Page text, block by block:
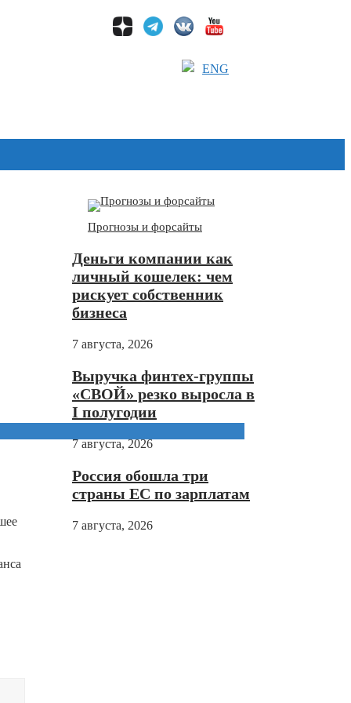
ENG
Прогнозы и форсайты
Деньги компании как
личный кошелек: чем
рискует собственник
бизнеса
7 августа, 2026
Выручка финтех-группы
«СВОЙ» резко выросла в
I полугодии
7 августа, 2026
Россия обошла три
страны ЕС по зарплатам
7 августа, 2026